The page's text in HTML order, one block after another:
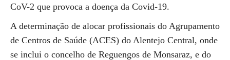
CoV-2 que provoca a doença da Covid-19.
A determinação de alocar profissionais do Agrupamento
de Centros de Saúde (ACES) do Alentejo Central, onde
se inclui o concelho de Reguengos de Monsaraz, e do